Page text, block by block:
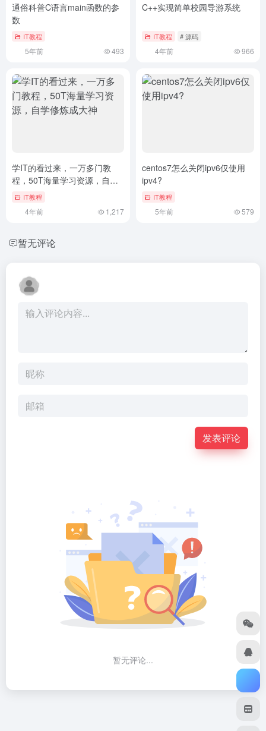
通俗科普C语言main函数的参
数
IT教程
5年前 493
C++实现简单校园导游系统
IT教程 # 源码
4年前 966
学IT的看过来，一万多门教
程，50T海量学习资源，自学
修炼成大神
IT教程
4年前 1,217
centos7怎么关闭ipv6仅使用
ipv4?
IT教程
5年前 579
暂无评论
发表评论
暂无评论...